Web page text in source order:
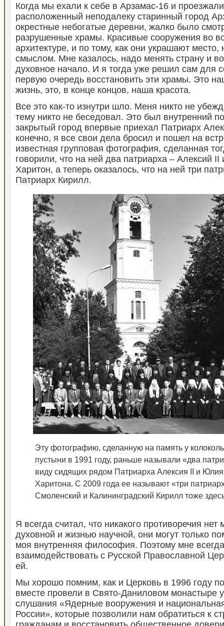
Когда мы ехали к себе в Арзамас-16 и
расположенный неподалеку старинный город
окрестные небогатые деревни, жалко было
разрушенные храмы. Красивые сооружения во
архитектуре, и по тому, как они украшают место,
смыслом. Мне казалось, надо менять страну и
духовное начало. И я тогда уже решил сам для
первую очередь восстановить эти храмы. Это
жизнь, это, в конце концов, наша красота.
Все это как-то изнутри шло. Меня никто не
тему никто не беседовал. Это был внутренний
закрытый город впервые приехал Патриарх
конечно, я все свои дела бросил и пошел на
известная групповая фотография, сделанная
говорили, что на ней два патриарха – Алексий
Харитон, а теперь оказалось, что на ней три
Патриарх Кирилл.
Эту фотографию, сделанную на память у
пустыни в 1991 году, раньше называли «два
виду сидящих рядом Патриарха Алексия II и
Харитона. С 2009 года ее называют «три
Смоленский и Калининградский Кирилл тоже
Я всегда считал, что никакого противоречия
духовной и жизнью научной, они могут только
моя внутренняя философия. Поэтому мне
взаимодействовать с Русской Православной
ей.
Мы хорошо помним, как и Церковь в 1996 году
вместе провели в Свято-Даниловом монастыре
слушания «Ядерные вооружения и
России», которые позволили нам обратиться к